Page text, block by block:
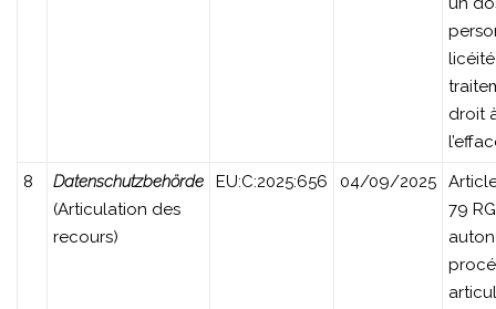
droit
8
Datenschutzbehörde
(Articulation des
recours)
EU:C:2025:656 04/09/2025
79